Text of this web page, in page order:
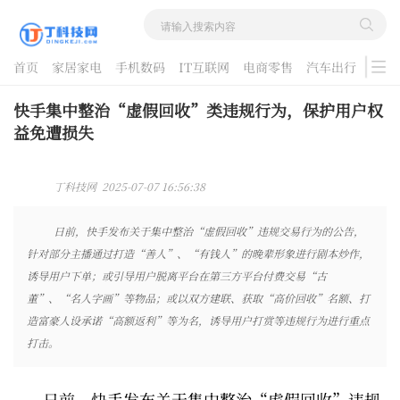
首页 家居家电 手机数码 IT互联网 电商零售 汽车出行
游戏
酷品评测
快手集中整治“虚假回收”类违规行为，保护用户权
益免遭损失
丁科技网 2025-07-07 16:56:38
日前，快手发布关于集中整治“虚假回收”违规交易行为的公告，
针对部分主播通过打造“善人”、“有钱人”的晚辈形象进行剧本炒作，
诱导用户下单；或引导用户脱离平台在第三方平台付费交易“古
董”、“名人字画”等物品；或以双方建联、获取“高价回收”名额、打
造富豪人设承诺“高额返利”等为名，诱导用户打赏等违规行为进行重点
打击。